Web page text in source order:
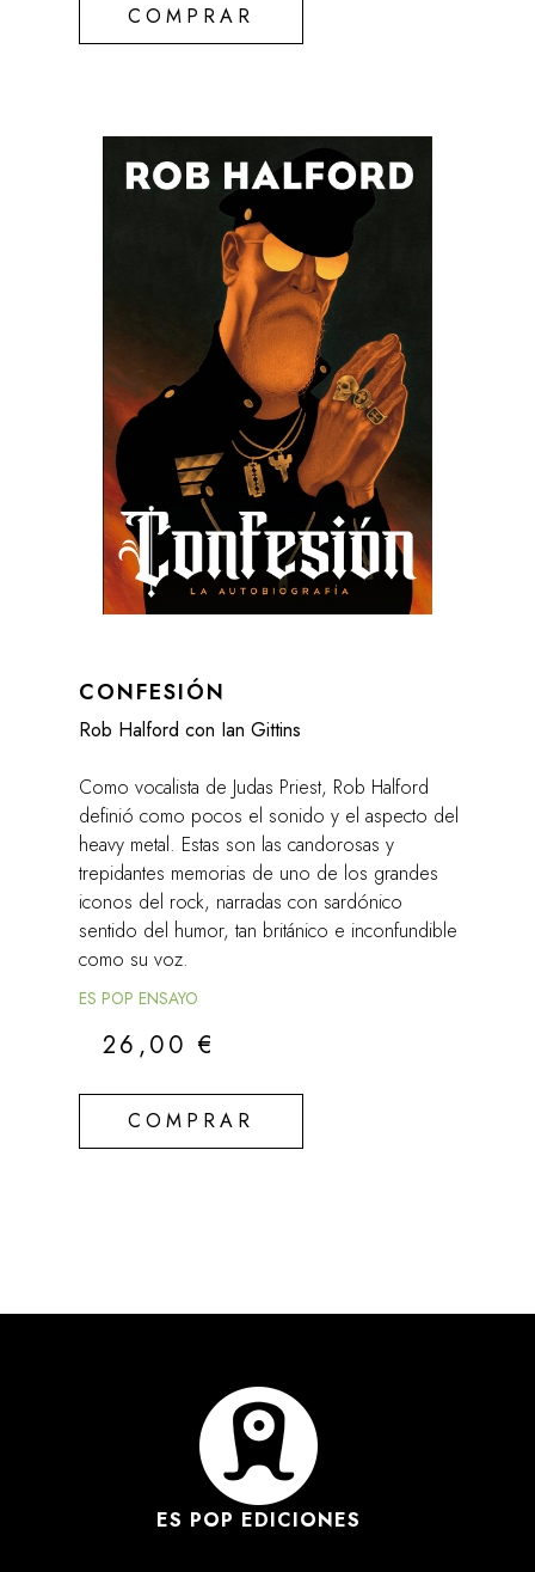
COMPRAR
CONFESIÓN
Rob Halford con Ian Gittins
Como vocalista de Judas Priest, Rob Halford
definió como pocos el sonido y el aspecto del
heavy metal. Estas son las candorosas y
trepidantes memorias de uno de los grandes
iconos del rock, narradas con sardónico
sentido del humor, tan británico e inconfundible
como su voz.
ES POP ENSAYO
26,00€
COMPRAR
ES POP EDICIONES